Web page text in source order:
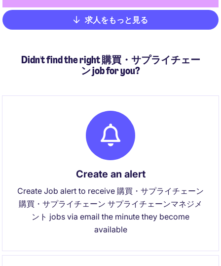
Pagination
求人をもっと見る
Didn't find the right 購買・サプライチェー
ン job for you?
Create an alert
Create Job alert to receive 購買・サプライチェーン
購買・サプライチェーン サプライチェーンマネジメ
ント jobs via email the minute they become
available